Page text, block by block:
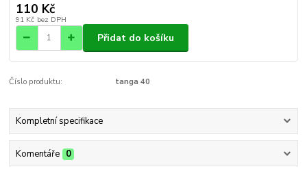
110 Kč
91 Kč bez DPH
Přidat do košíku
Číslo produktu: tanga 40
Kompletní specifikace
Komentáře 0